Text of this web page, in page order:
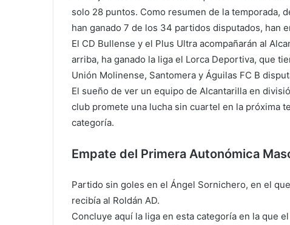
solo 28 puntos. Como resumen de la temporada,
han ganado 7 de los 34 partidos disputados, han
El CD Bullense y el Plus Ultra acompañarán al
arriba, ha ganado la liga el Lorca Deportiva, que
Unión Molinense, Santomera y Águilas FC B
El sueño de ver un equipo de Alcantarilla en
club promete una lucha sin cuartel en la próxima
categoría.
Empate del Primera Autonómica
Partido sin goles en el Ángel Sornichero, en el
recibía al Roldán AD.
Concluye aquí la liga en esta categoría en la que